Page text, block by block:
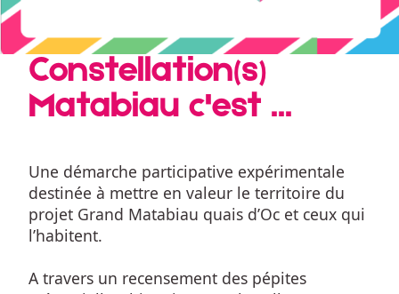
Constellation(s)
Matabiau c'est ...
Une démarche participative expérimentale
destinée à mettre en valeur le territoire du
projet Grand Matabiau quais d’Oc et ceux qui
l’habitent.
A travers un recensement des pépites